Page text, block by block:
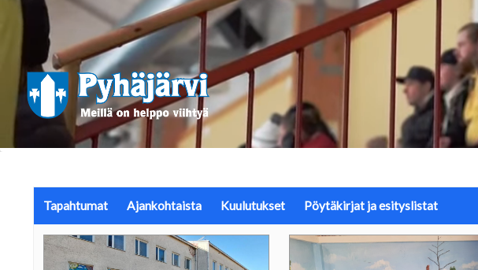
Tapahtumat Ajankohtaista Kuulutukset Pöytäkirjat ja esityslistat